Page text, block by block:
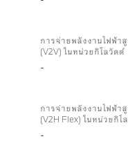
การจ่ายพลังงานไฟฟ้า
(V2V) ในหน่วยกิโลวัตต์
-
การจ่ายพลังงานไฟฟ้า
(V2H Flex) ในหน่วยกิโ
-